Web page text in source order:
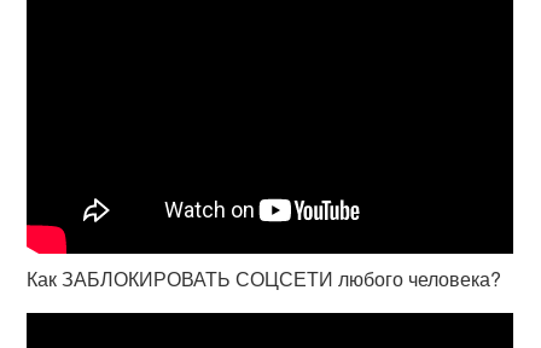
Как ЗАБЛОКИРОВАТЬ СОЦСЕТИ любого человека?